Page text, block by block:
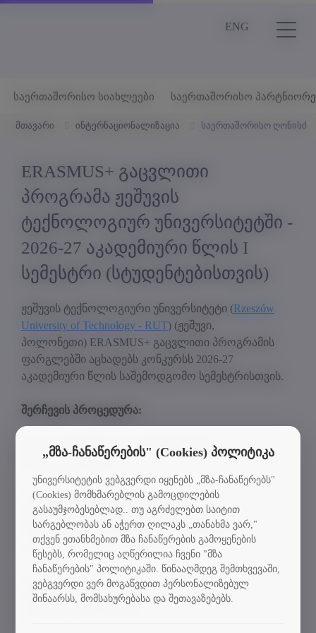
ENG
საერთაშორისო სიახლეები საერთაშორისო
მთავარი ინტერნაციონალიზაცია საერთაშორისო
ERASMUS+ გაცვლითი
პროგრამა ჟეშუვის
ტექნოლოგიურ უნივერსიტეტში -
2026-27 აკადემიური წლის I
სემესტრი (სტუდენტებისთვის)
ჟეშუვის ტექნოლოგიური უნივერსიტეტი (Rzeszów
University of Technology - RUT) (ჟეშუვი,
პოლონეთი) ERASMUS+ გაცვლითი პროგრამის
ფარგლებში აცხადებს კონკურსს 2026-27
აკადემიური წლის საშემოდგომო სემესტრისთვის.
შერჩევის პროცედურა:
ბაკალავრიატისა და მაგისტრატურის
სტუდენტებისთვის
საბუთების მიღების ბოლო ვადა: 20.04.26
უცხოურ ენაში ტესტირების ბოლო ვადა: 24.04.26
საკონკურსო კომისიასთან გასაუბრების ბოლო
ვადა: 28.04.26
პრაქტიკული ინფორმაცია ჟეშუვის ტექნოლოგიურ
უნივერსიტეტში Erasmus+ მობილობასთან
„მზა-ჩანაწერების" (Cookies) პოლიტიკა
უნივერსიტეტის ვებგვერდი იყენებს „მზა-ჩანაწერებს"
(Cookies) მომხმარებლის გამოცდილების
გასაუმჯობესებლად.. თუ აგრძელებთ საიტით
სარგებლობას ან აჭერთ ღილაკს „თანახმა ვარ,"
თქვენ ეთანხმებით მზა ჩანაწერების გამოყენების
წესებს, რომელიც აღწერილია ჩვენი "მზა
ჩანაწერების" პოლიტიკაში. წინააღმდეგ შემთხვევაში,
ვებგვერდი ვერ მოგაწვდით პერსონალიზებულ
შინაარსს, მომსახურებასა და შეთავაზებებს.